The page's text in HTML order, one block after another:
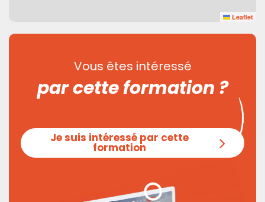
Leaflet
Vous êtes intéressé
par cette formation ?
Je suis intéressé par cette
formation